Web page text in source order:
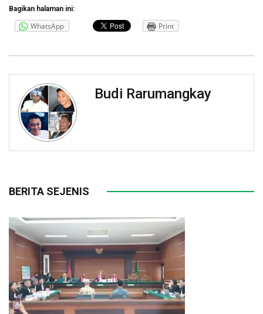
Bagikan halaman ini:
WhatsApp Print
Budi Rarumangkay
BERITA SEJENIS